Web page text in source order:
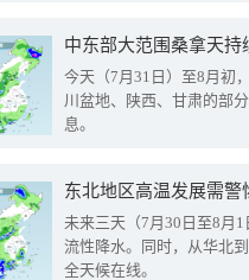
中东部大范围桑拿天
今天（7月31日）至8月初
川盆地、陕西、甘肃的部
息。
东北地区高温发展需
未来三天（7月30日至8月
流性降水。同时，从华北
全天候在线。